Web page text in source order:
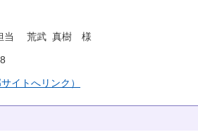
当 荒武 真樹 様
イトへリンク）